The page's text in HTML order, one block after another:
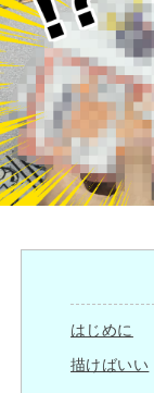
はじめに
描けばいい